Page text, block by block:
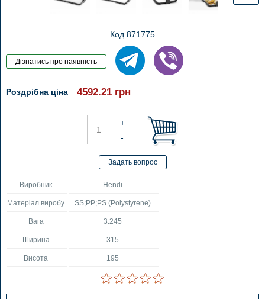
Код 871775
Роздрібна ціна 4592.21 грн
Виробник Hendi
Матеріал виробу SS;PP;PS (Polystyrene)
Вага 3.245
Ширина 315
Висота 195